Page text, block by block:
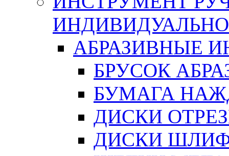
АБРАЗИВНЫЕ
БРУСОК
БУМАГА
ДИСКИ
ДИСКИ